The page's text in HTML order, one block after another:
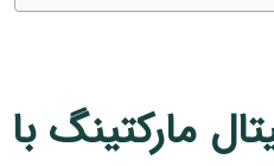
مارکتینگ